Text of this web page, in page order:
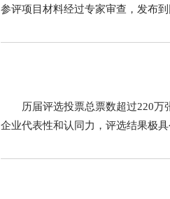
参评项目材料经过专家审查，发布
历届评选投票总票数超过220
企业代表性和认同力，评选结果极